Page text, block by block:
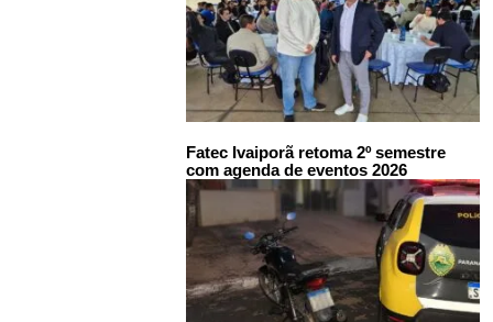
Fatec Ivaiporã retoma 2º semestre
com agenda de eventos 2026